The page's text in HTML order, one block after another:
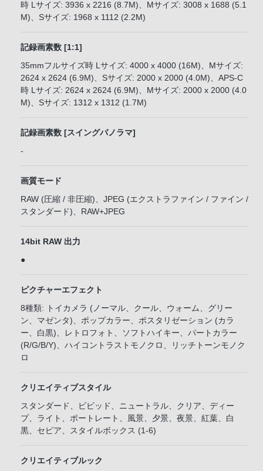
時 Lサイズ: 3936 x 2216 (8.7M)、Mサイズ: 3008 x 1688 (5.1
M)、Sサイズ: 1968 x 1112 (2.2M)
記録画素数 [1:1]
35mmフルサイズ時 Lサイズ: 4000 x 4000 (16M)、Mサイズ:
2624 x 2624 (6.9M)、Sサイズ: 2000 x 2000 (4.0M)、APS-C
時 Lサイズ: 2624 x 2624 (6.9M)、Mサイズ: 2000 x 2000 (4.0
M)、Sサイズ: 1312 x 1312 (1.7M)
記録画素数 [スイングパノラマ]
-
画質モード
RAW (圧縮 / 非圧縮)、JPEG (エクストラファイン / ファイン /
スタンダード)、RAW+JPEG
14bit RAW 出力
●
ピクチャーエフェクト
8種類: トイカメラ (ノーマル、クール、ウォーム、グリー
ン、マゼンタ)、ポップカラー、ポスタリゼーション (カラ
ー、白黒)、レトロフォト、ソフトハイキー、パートカラー
(R/G/B/Y)、ハイコントラストモノクロ、リッチトーンモノク
ロ
クリエイティブスタイル
スタンダード、ビビッド、ニュートラル、クリア、ディー
プ、ライト、ポートレート、風景、夕景、夜景、紅葉、白
黒、セピア、スタイルボックス (1-6)
クリエイティブルック